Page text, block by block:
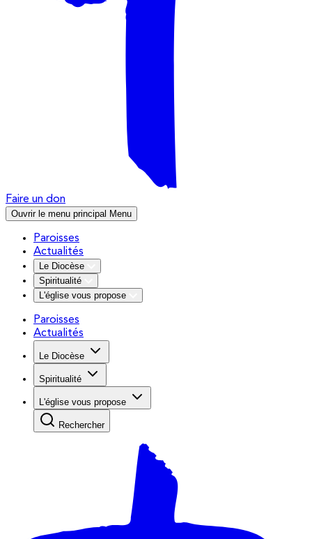
Faire un don
Ouvrir le menu principal Menu
Paroisses
Actualités
Le Diocèse
Spiritualité
L'église vous propose
Paroisses
Actualités
Le Diocèse
Spiritualité
L'église vous propose
Rechercher